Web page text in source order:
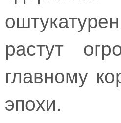
растут
главному
эпохи.